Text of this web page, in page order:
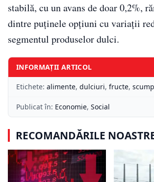
stabilă, cu un avans de doar 0,2%,
dintre puținele opțiuni cu variații
segmentul produselor dulci.
INFORMAȚII ARTICOL
Etichete: alimente, dulciuri, fructe,
Publicat în: Economie, Social
RECOMANDĂRILE